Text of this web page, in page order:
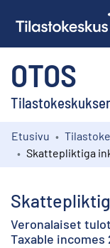
OTOS
Kokoelmat
Etusivu
Veronalaiset
Taxable incomes